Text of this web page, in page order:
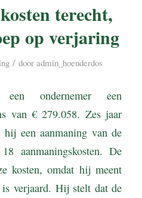
terecht,
op verjaring
/ dooradmin_hoenderdos
ondernemer een
van € 279.058. Zes jaar
een aanmaning van de
aanmaningskosten. De
kosten, omdat hij meent
verjaard. Hij stelt dat de